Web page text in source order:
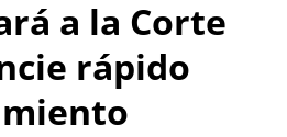
maniatado y con huellas de
21 policías municipales;
a la Corte
rápido